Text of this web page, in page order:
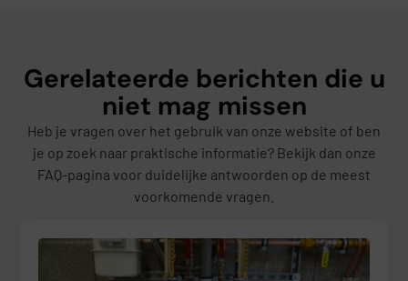
Gerelateerde berichten die u
niet mag missen
Heb je vragen over het gebruik van onze website of ben
je op zoek naar praktische informatie? Bekijk dan onze
FAQ-pagina voor duidelijke antwoorden op de meest
voorkomende vragen.